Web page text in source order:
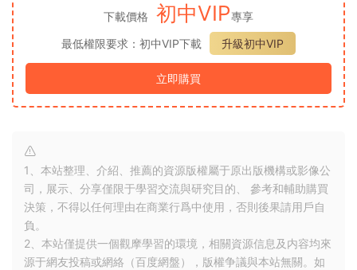
下載價格 初中VIP專享
最低權限要求：初中VIP下載
升級初中VIP
立即購買
1、本站整理、介紹、推薦的資源版權屬于原出版機構或影像公
司，展示、分享僅限于學習交流與研究目的、 參考和輔助購買
決策，不得以任何理由在商業行爲中使用，否則後果請用戶自
負。
2、本站僅提供一個觀摩學習的環境，相關資源信息及内容均來
源于網友投稿或網絡（百度網盤），版權争議與本站無關。如